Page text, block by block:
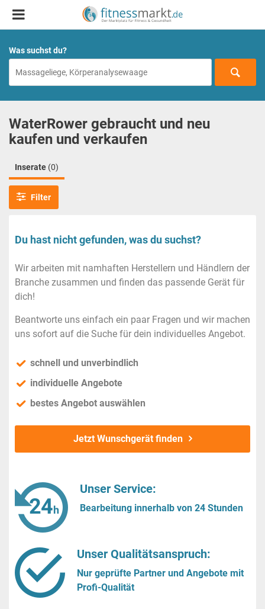
Was suchst du?
WaterRower gebraucht und neu
kaufen und verkaufen
Inserate (0)
Filter
Du hast nicht gefunden, was du suchst?
Wir arbeiten mit namhaften Herstellern und Händlern der
Branche zusammen und finden das passende Gerät für
dich!
Beantworte uns einfach ein paar Fragen und wir machen
uns sofort auf die Suche für dein individuelles Angebot.
schnell und unverbindlich
individuelle Angebote
bestes Angebot auswählen
Jetzt Wunschgerät finden
Unser Service:
Bearbeitung innerhalb von 24 Stunden
Unser Qualitätsanspruch:
Nur geprüfte Partner und Angebote mit
Profi-Qualität